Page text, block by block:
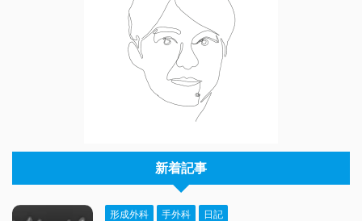
新着記事
形成外科 手外科 日記